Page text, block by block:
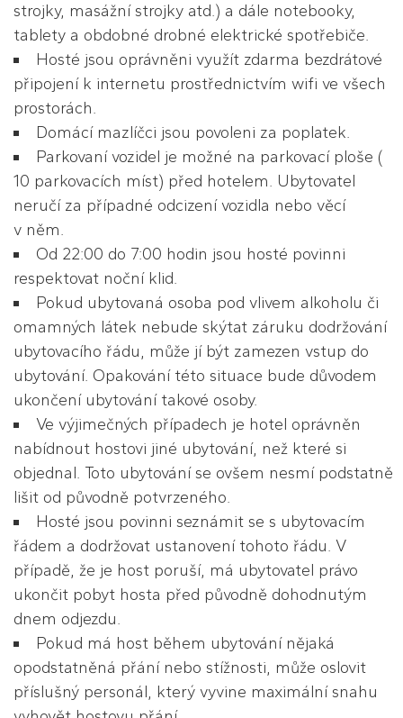
strojky, masážní strojky atd.) a dále notebooky,
tablety a obdobné drobné elektrické spotřebiče.
Hosté jsou oprávněni využít zdarma bezdrátové
připojení k internetu prostřednictvím wifi ve všech
prostorách.
Domácí mazlíčci jsou povoleni za poplatek.
Parkovaní vozidel je možné na parkovací ploše (
10 parkovacích míst) před hotelem. Ubytovatel
neručí za případné odcizení vozidla nebo věcí
v něm.
Od 22:00 do 7:00 hodin jsou hosté povinni
respektovat noční klid.
Pokud ubytovaná osoba pod vlivem alkoholu či
omamných látek nebude skýtat záruku dodržování
ubytovacího řádu, může jí být zamezen vstup do
ubytování. Opakování této situace bude důvodem
ukončení ubytování takové osoby.
Ve výjimečných případech je hotel oprávněn
nabídnout hostovi jiné ubytování, než které si
objednal. Toto ubytování se ovšem nesmí podstatně
lišit od původně potvrzeného.
Hosté jsou povinni seznámit se s ubytovacím
řádem a dodržovat ustanovení tohoto řádu. V
případě, že je host poruší, má ubytovatel právo
ukončit pobyt hosta před původně dohodnutým
dnem odjezdu.
Pokud má host během ubytování nějaká
opodstatněná přání nebo stížnosti, může oslovit
příslušný personál, který vyvine maximální snahu